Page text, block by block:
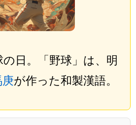
日。「野球」は、明
が作った和製漢語。